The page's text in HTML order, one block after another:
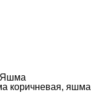
Яшма
коричневая, яшма